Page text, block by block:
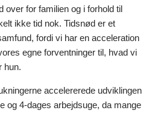
over for familien og i forhold til
ikke tid nok. Tidsnød er et
fordi vi har en acceleration
egne forventninger til, hvad vi
hun.
accelererede udviklingen
og 4-dages arbejdsuge, da mange